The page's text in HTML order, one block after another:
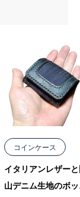
コインケース
イタリアンレザー
山デニム生地のボ